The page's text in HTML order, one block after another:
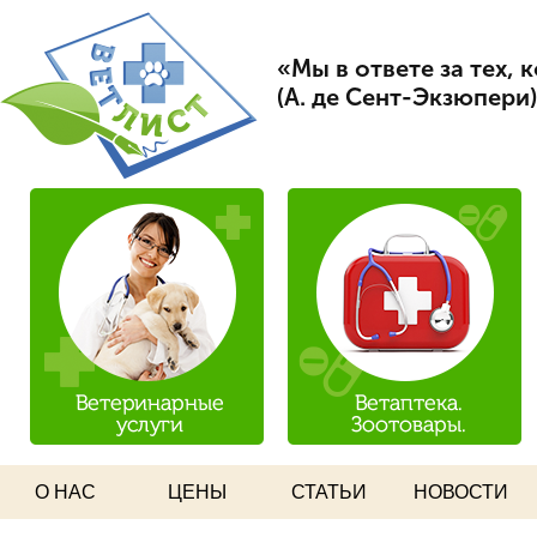
«Мы в ответе за тех,
(А. де Сент-Экзюпери)
О НАС ЦЕНЫ СТАТЬИ НОВОСТИ